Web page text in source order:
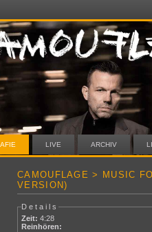
LIVE ARCHIV
CAMOUFLAGE > MUSIC
VERSION)
Details
Zeit: 4:28
Reinhören: